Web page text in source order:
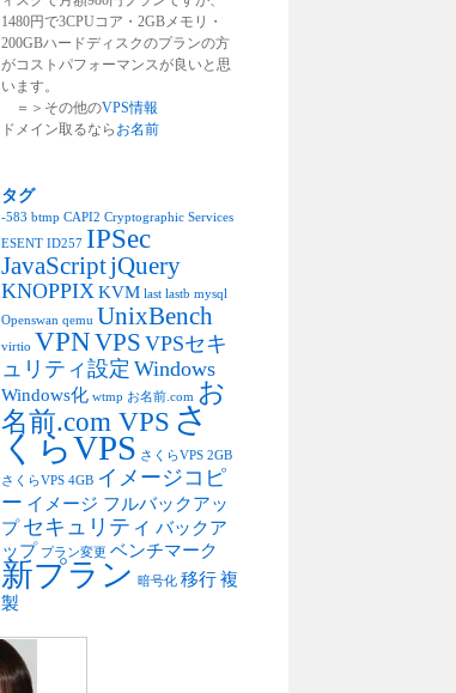
1480円で3CPUコア・2GBメモリ・
200GBハードディスクのプランの方
がコストパフォーマンスが良いと思
います。
＝＞その他のVPS情報
ドメイン取るなら お名前
タグ
-583 btmp CAPI2 Cryptographic Services
ESENT ID257 IPSec
JavaScriptjQuery
KNOPPIXKVM last lastb mysql
Openswan qemu UnixBench
virtio VPNVPS VPSセキ
ュリティ設定 Windows
Windows化 wtmp お名前.com お
名前.com VPS さ
くらVPS さくらVPS 2GB
さくらVPS 4GB イメージコピ
ー イメージ フルバックアッ
プ セキュリティ バックア
ップ プラン変更 ベンチマーク
新プラン 暗号化 移行複
製